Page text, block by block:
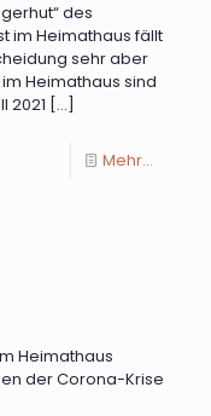
des
im Heimathaus fällt
sehr aber
Heimathaus sind
2021 […]
Mehr...
Heimathaus
der Corona-Krise